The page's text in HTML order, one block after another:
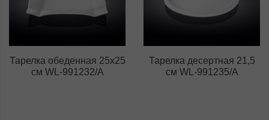
Тарелка обеденная 25x25
см WL‑991232/A
Тарелка десертная 21,5
см WL‑991235/A